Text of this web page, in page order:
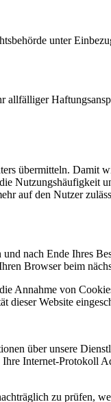
unter
allfälliger
übermitteln. Damit
Nutzungshäufigkeit
auf den Nutzer
nach Ende Ihres
Browser beim
Annahme von
dieser Website
über unsere
Internet-Protokoll
zu prüfen,